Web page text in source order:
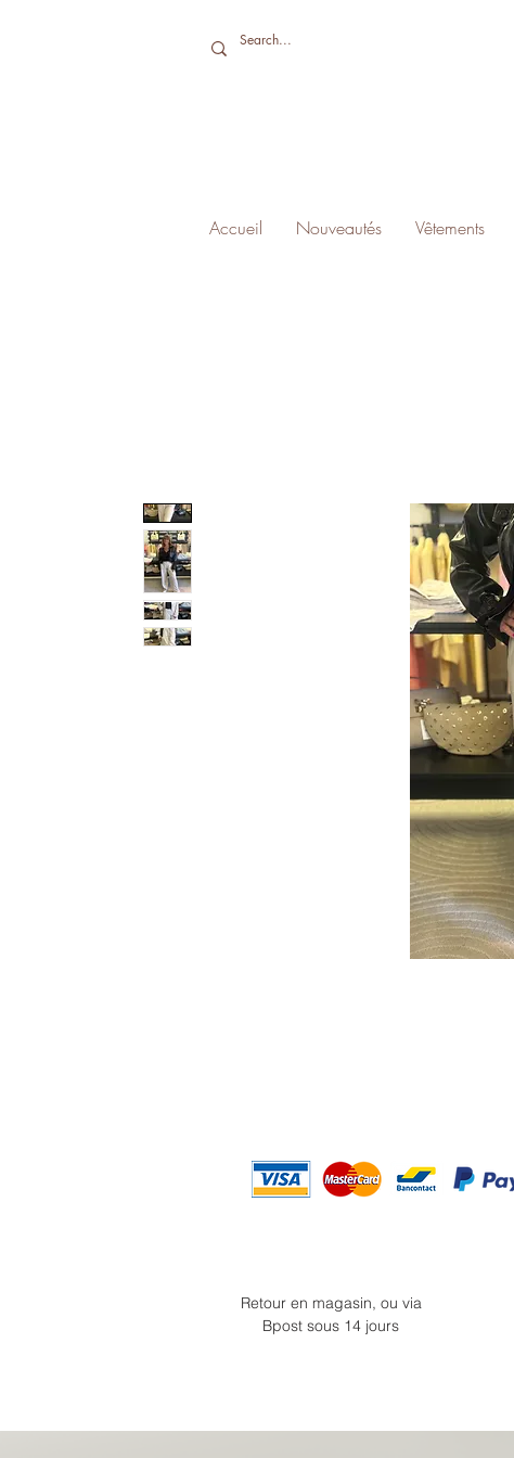
Accueil Nouveautés Vêtements
Retour en magasin, ou via
Bpost sous 14 jours